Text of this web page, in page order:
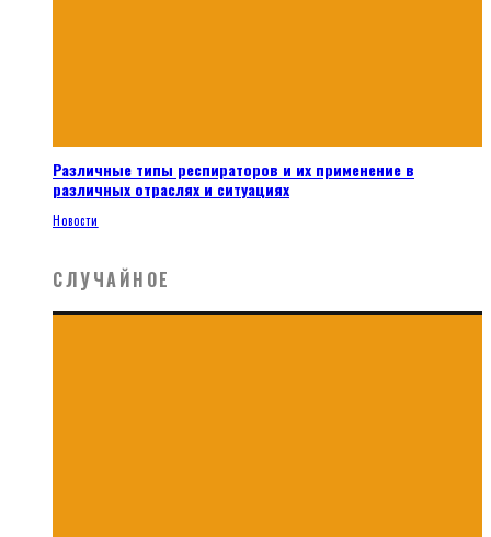
Различные типы респираторов и их применение в
различных отраслях и ситуациях
Новости
СЛУЧАЙНОЕ